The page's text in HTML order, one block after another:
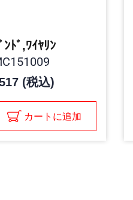
ﾝﾄﾞ,ﾜｲﾔﾘﾝ
(税込)
カートに追加